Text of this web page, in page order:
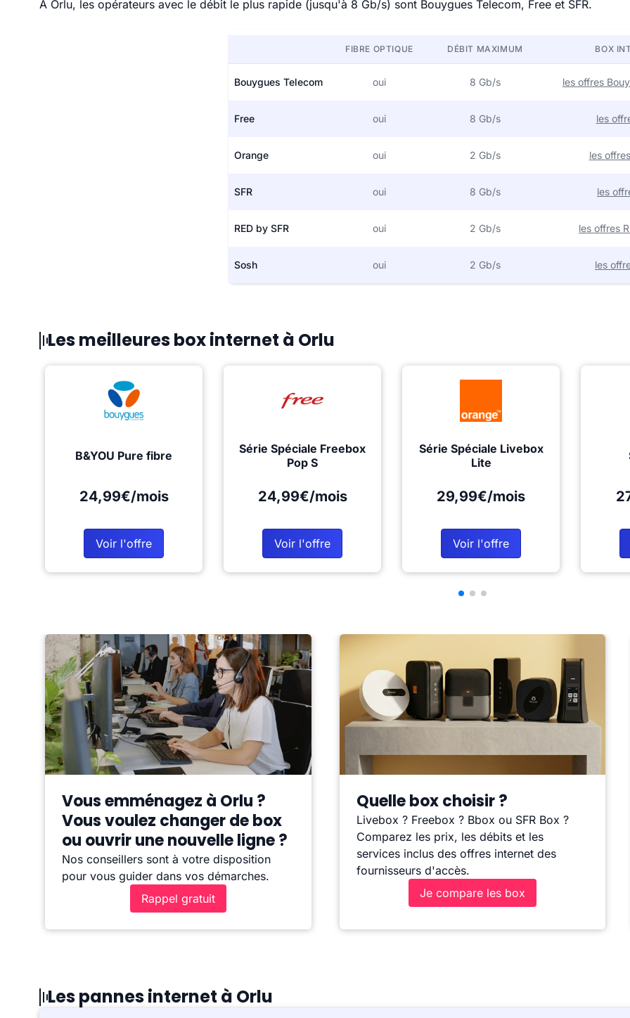
À Orlu, les opérateurs avec le débit le plus rapide (jusqu'à 8 Gb/s) sont Bouygues Telecom, Free et SFR.
FIBRE OPTIQUE DÉBIT MAXIMUM BOX
Bouygues Telecom oui 8 Gb/s les offres
Free oui 8 Gb/s les
Orange oui 2 Gb/s les
SFR oui 8 Gb/s les
RED by SFR oui 2 Gb/s les offres
Sosh oui 2 Gb/s les
Les meilleures box internet à Orlu
B&YOU Pure fibre
24,99€/mois
Voir l'offre
Série Spéciale Freebox
Pop S
24,99€/mois
Voir l'offre
Série Spéciale Livebox
Lite
29,99€/mois
Voir l'offre
Vous emménagez à Orlu ?
Vous voulez changer de box
ou ouvrir une nouvelle ligne ?
Nos conseillers sont à votre disposition
pour vous guider dans vos démarches.
Rappel gratuit
Quelle box choisir ?
Livebox ? Freebox ? Bbox ou SFR Box ?
Comparez les prix, les débits et les
services inclus des offres internet des
fournisseurs d'accès.
Je compare les box
Les pannes internet à Orlu